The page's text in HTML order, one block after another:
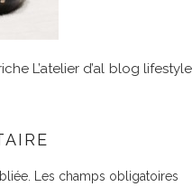
L’atelier d’al blog lifestyle
Les champs obligatoires